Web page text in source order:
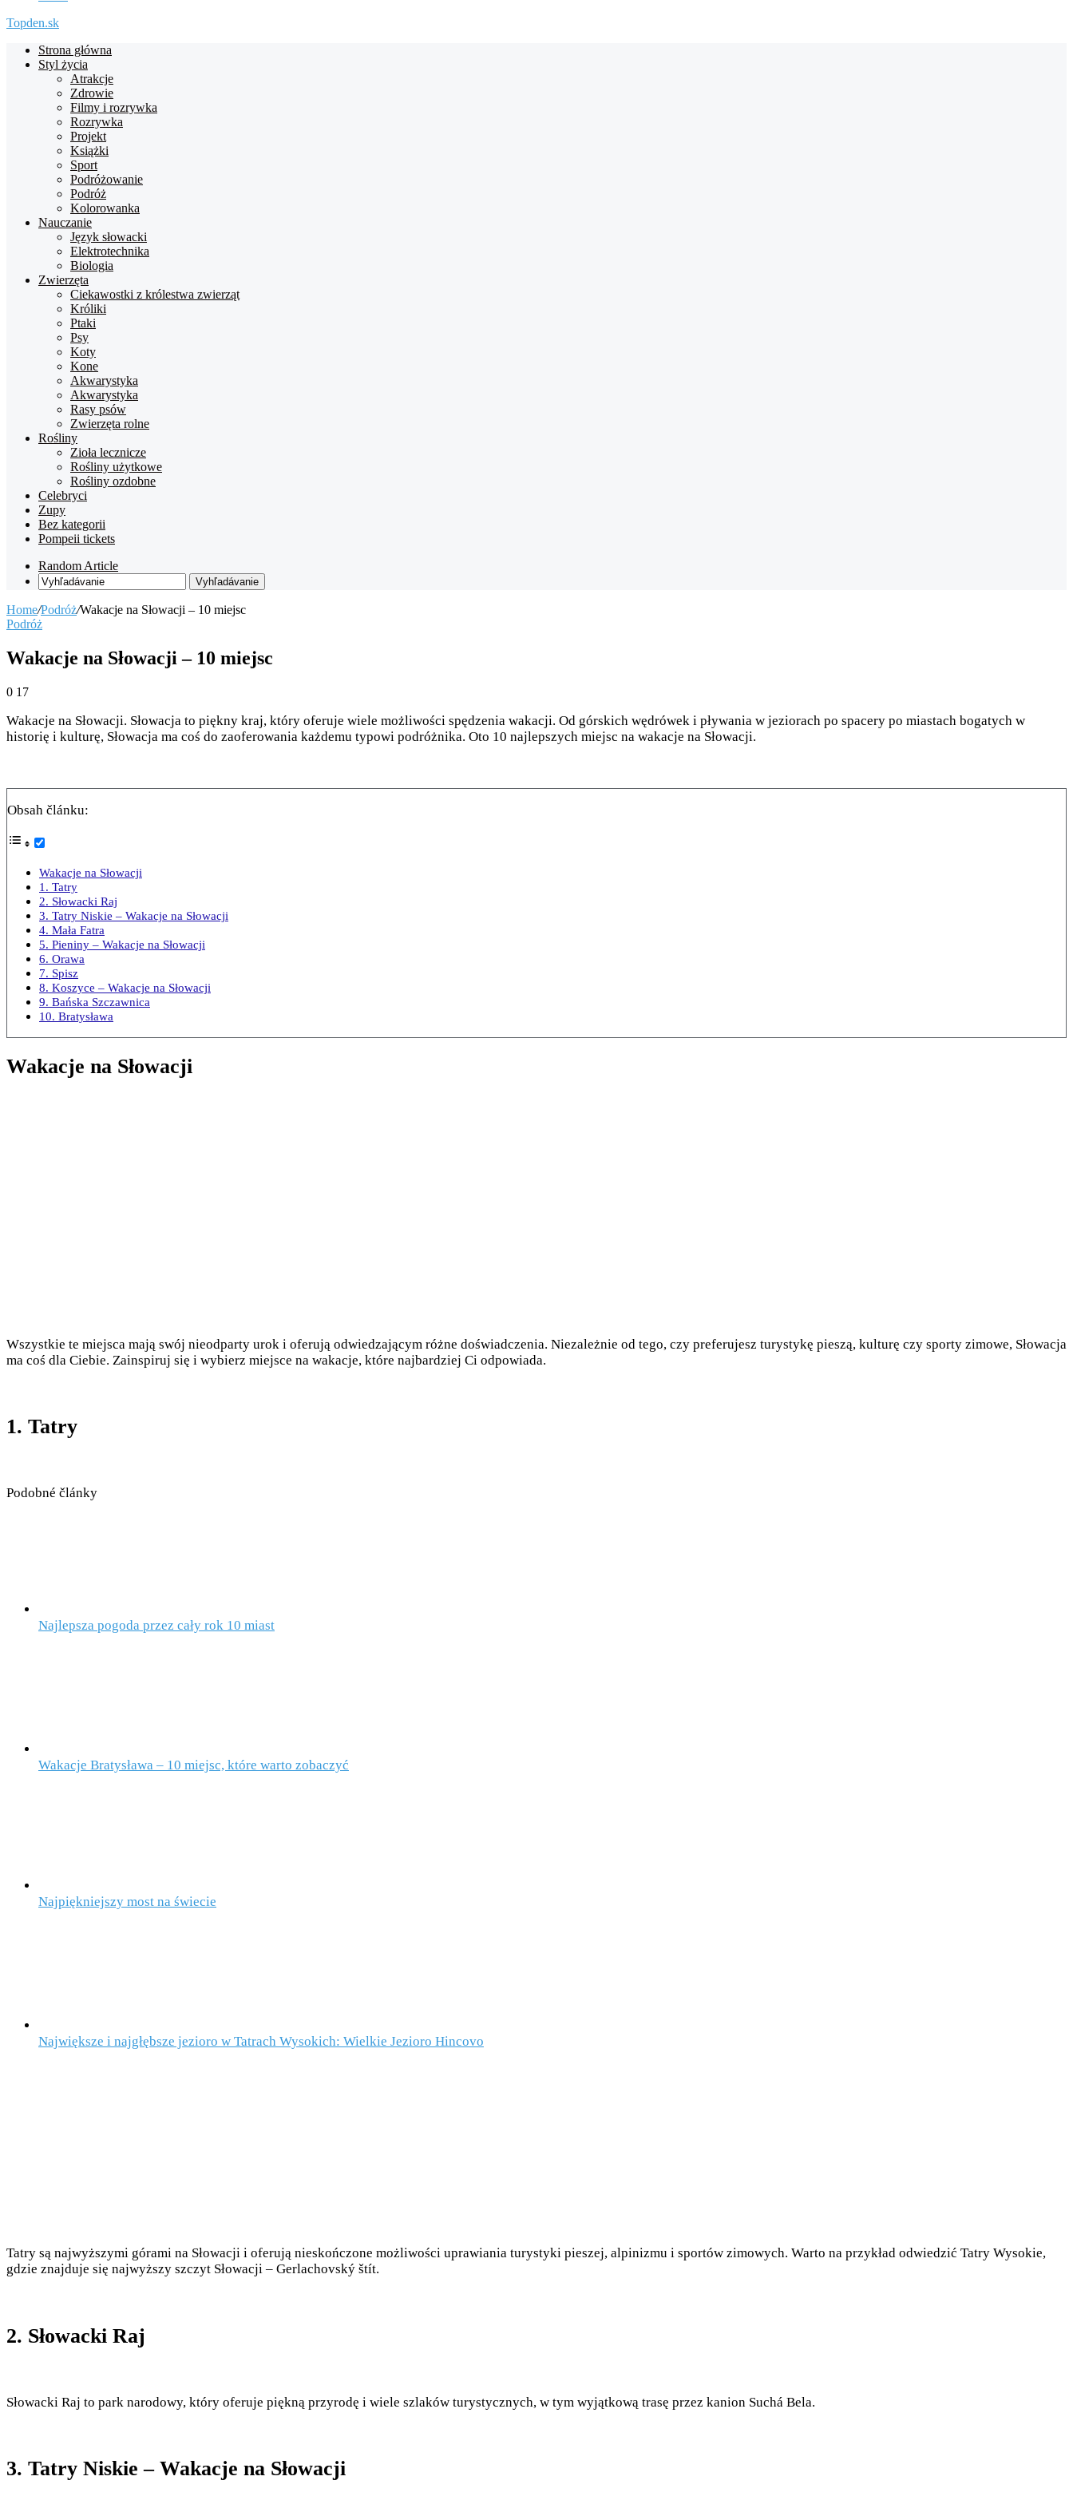
Topden.sk
Strona główna
Styl życia
Atrakcje
Zdrowie
Filmy i rozrywka
Rozrywka
Projekt
Książki
Sport
Podróżowanie
Podróż
Kolorowanka
Nauczanie
Język słowacki
Elektrotechnika
Biologia
Zwierzęta
Ciekawostki z królestwa zwierząt
Króliki
Ptaki
Psy
Koty
Kone
Akwarystyka
Akwarystyka
Rasy psów
Zwierzęta rolne
Rośliny
Zioła lecznicze
Rośliny użytkowe
Rośliny ozdobne
Celebryci
Zupy
Bez kategorii
Pompeii tickets
Random Article
Vyhľadávanie
Home/Podróż/Wakacje na Słowacji – 10 miejsc
Podróż
Wakacje na Słowacji – 10 miejsc
0 17
Wakacje na Słowacji. Słowacja to piękny kraj, który oferuje wiele możliwości spędzenia wakacji. Od górskich wędrówek i pływania w jeziorach po spacery po miastach bogatych w
historię i kulturę, Słowacja ma coś do zaoferowania każdemu typowi podróżnika. Oto 10 najlepszych miejsc na wakacje na Słowacji.
Obsah článku:
Wakacje na Słowacji
1. Tatry
2. Słowacki Raj
3. Tatry Niskie – Wakacje na Słowacji
4. Mała Fatra
5. Pieniny – Wakacje na Słowacji
6. Orawa
7. Spisz
8. Koszyce – Wakacje na Słowacji
9. Bańska Szczawnica
10. Bratysława
Wakacje na Słowacji
Wszystkie te miejsca mają swój nieodparty urok i oferują odwiedzającym różne doświadczenia. Niezależnie od tego, czy preferujesz turystykę pieszą, kulturę czy sporty zimowe, Słowacja
ma coś dla Ciebie. Zainspiruj się i wybierz miejsce na wakacje, które najbardziej Ci odpowiada.
1. Tatry
Podobné články
Najlepsza pogoda przez cały rok 10 miast
Wakacje Bratysława – 10 miejsc, które warto zobaczyć
Najpiękniejszy most na świecie
Największe i najgłębsze jezioro w Tatrach Wysokich: Wielkie Jezioro Hincovo
Tatry są najwyższymi górami na Słowacji i oferują nieskończone możliwości uprawiania turystyki pieszej, alpinizmu i sportów zimowych. Warto na przykład odwiedzić Tatry Wysokie,
gdzie znajduje się najwyższy szczyt Słowacji – Gerlachovský štít.
2. Słowacki Raj
Słowacki Raj to park narodowy, który oferuje piękną przyrodę i wiele szlaków turystycznych, w tym wyjątkową trasę przez kanion Suchá Bela.
3. Tatry Niskie – Wakacje na Słowacji